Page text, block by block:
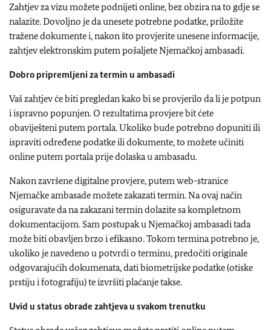
Zahtjev za vizu možete podnijeti online, bez obzira na to gdje se
nalazite. Dovoljno je da unesete potrebne podatke, priložite
tražene dokumente i, nakon što provjerite unesene informacije,
zahtjev elektronskim putem pošaljete Njemačkoj ambasadi.
Dobro pripremljeni za termin u ambasadi
Vaš zahtjev će biti pregledan kako bi se provjerilo da li je potpun
i ispravno popunjen. O rezultatima provjere bit ćete
obaviješteni putem portala. Ukoliko bude potrebno dopuniti ili
ispraviti određene podatke ili dokumente, to možete učiniti
online putem portala prije dolaska u ambasadu.
Nakon završene digitalne provjere, putem web-stranice
Njemačke ambasade možete zakazati termin.Na ovaj način
osiguravate da na zakazani termin dolazite sa kompletnom
dokumentacijom. Sam postupak u Njemačkoj ambasadi tada
može biti obavljen brzo i efikasno. Tokom termina potrebno je,
ukoliko je navedeno u potvrdi o terminu, predočiti originale
odgovarajućih dokumenata, dati biometrijske podatke (otiske
prstiju i fotografiju) te izvršiti plaćanje takse.
Uvid u status obrade zahtjeva u svakom trenutku